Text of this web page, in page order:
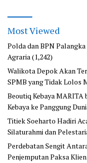
Most Viewed
Polda dan BPN
Agraria (1,242)
Walikota Depok Akan
SPMB yang Tidak Lolos
Beoutiq Kebaya
Kebaya ke Panggung
Titiek Soeharto Hadiri
Silaturahmi dan
Perdebatan Sengit
Penjemputan Paksa